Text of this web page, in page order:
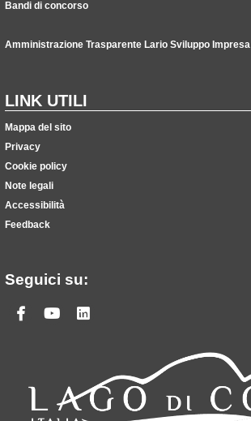
Bandi di concorso
Amministrazione Trasparente Lario Sviluppo Impresa
LINK UTILI
Mappa del sito
Privacy
Cookie policy
Note legali
Accessibilità
Feedback
Seguici su:
Facebook
Youtube